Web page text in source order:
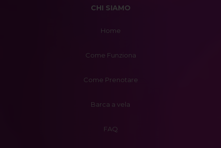
CHI SIAMO
Home
Come Funziona
Come Prenotare
Barca a vela
FAQ